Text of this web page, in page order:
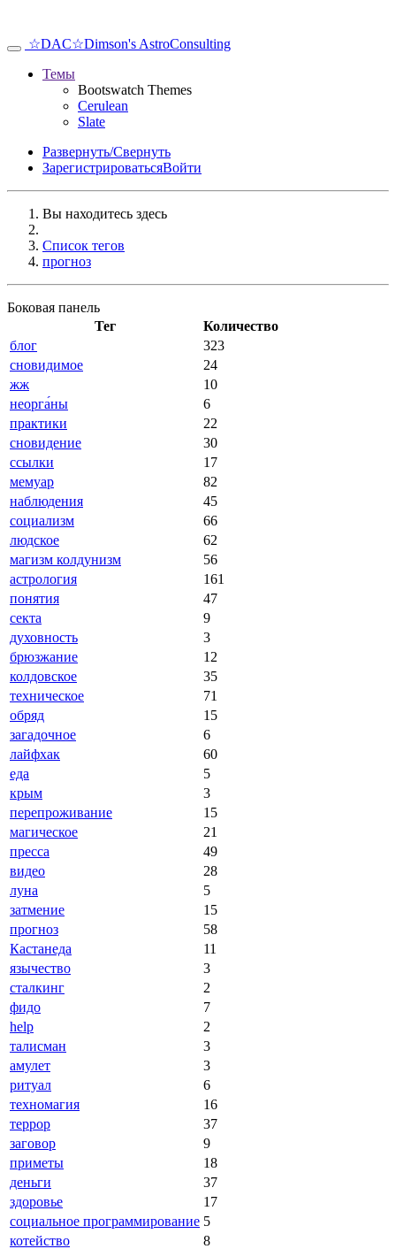
☆DAC☆Dimson's AstroConsulting
Темы
Bootswatch Themes
Cerulean
Slate
Развернуть/Свернуть
ЗарегистрироватьсяВойти
Вы находитесь здесь
Список тегов
прогноз
Боковая панель
Тег
Количество
блог
323
сновидимое
24
жж
10
неорга́ны
6
практики
22
сновидение
30
ссылки
17
мемуар
82
наблюдения
45
социализм
66
людское
62
магизм колдунизм
56
астрология
161
понятия
47
секта
9
духовность
3
брюзжание
12
колдовское
35
техническое
71
обряд
15
загадочное
6
лайфхак
60
еда
5
крым
3
перепроживание
15
магическое
21
пресса
49
видео
28
луна
5
затмение
15
прогноз
58
Кастанеда
11
язычество
3
сталкинг
2
фидо
7
help
2
талисман
3
амулет
3
ритуал
6
техномагия
16
террор
37
заговор
9
приметы
18
деньги
37
здоровье
17
социальное программирование 5
котейство
8